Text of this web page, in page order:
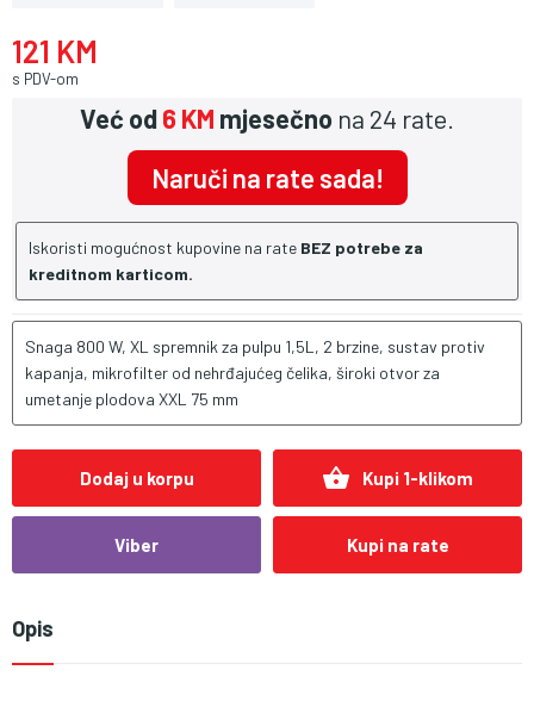
121 KM
s PDV-om
Već od6 KM mjesečno na 24 rate.
Naruči na rate sada!
Iskoristi mogućnost kupovine na rate BEZ potrebe za
kreditnom karticom.
Snaga 800 W, XL spremnik za pulpu 1,5L, 2 brzine, sustav protiv
kapanja, mikrofilter od nehrđajućeg čelika, široki otvor za
umetanje plodova XXL 75 mm
Dodaj u korpu shopping_basket Kupi 1-klikom
Viber Kupi na rate
Opis